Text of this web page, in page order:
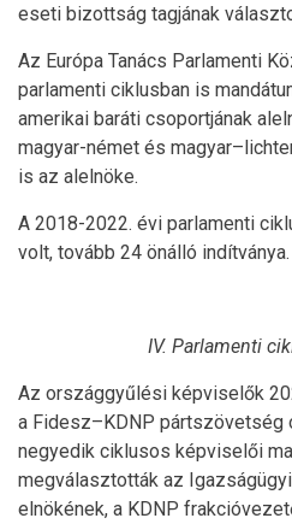
eseti bizottság tagjának
Az Európa Tanács Parlamenti
parlamenti ciklusban is
amerikai baráti csoportjának
magyar-német és
is az alelnöke.
A 2018-2022. évi parlamenti
volt, tovább 24 önálló indítványa.
IV. Parlamenti
Az országgyűlési képviselők
a Fidesz–KDNP pártszövetség
negyedik ciklusos képviselői
megválasztották az
elnökének, a KDNP